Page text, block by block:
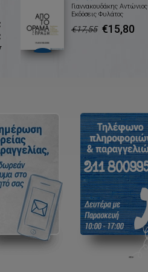
Γιαννακουδάκης Αντώνιος
Εκδόσεις Φυλάτος
€17,55 €15,80